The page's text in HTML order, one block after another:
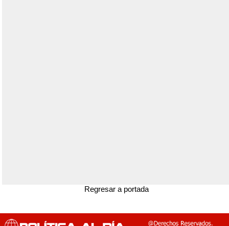
Regresar a portada